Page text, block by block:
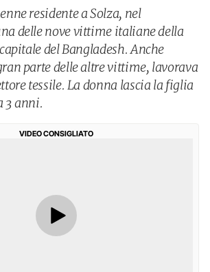
residente a Solza, nel
delle nove vittime italiane della
del Bangladesh. Anche
parte delle altre vittime, lavorava
tessile. La donna lascia la figlia
3 anni.
VIDEO CONSIGLIATO